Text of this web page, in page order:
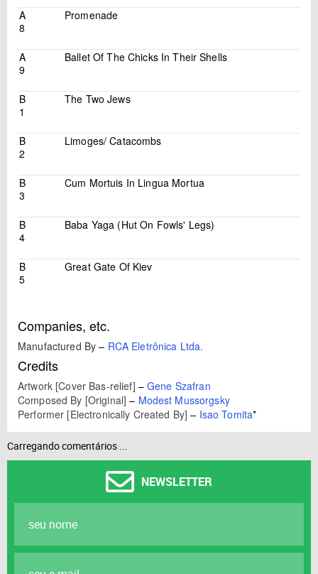
A
8
Promenade
A
9
Ballet Of The Chicks In Their Shells
B
1
The Two Jews
B
2
Limoges/ Catacombs
B
3
Cum Mortuis In Lingua Mortua
B
4
Baba Yaga (Hut On Fowls' Legs)
B
5
Great Gate Of Kiev
Companies, etc.
Manufactured By – RCA Eletrônica Ltda.
Credits
Artwork [Cover Bas-relief] –Gene Szafran
Composed By [Original] – Modest Mussorgsky
Performer [Electronically Created By] – Isao Tomita*
Carregando comentários ...
NEWSLETTER